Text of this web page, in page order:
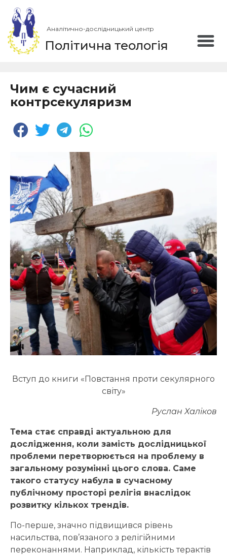
Аналітично-дослідницький центр
Політична теологія
Чим є сучасний
контрсекуляризм
Вступ до книги «Повстання проти секулярного
світу»
Руслан Халіков
Тема стає справді актуальною для
дослідження, коли замість дослідницької
проблеми перетворюється на проблему в
загальному розумінні цього слова. Саме
такого статусу набула в сучасному
публічному просторі релігія внаслідок
розвитку кількох трендів.
По-перше, значно підвищився рівень
насильства, пов’язаного з релігійними
переконаннями. Наприклад, кількість терактів